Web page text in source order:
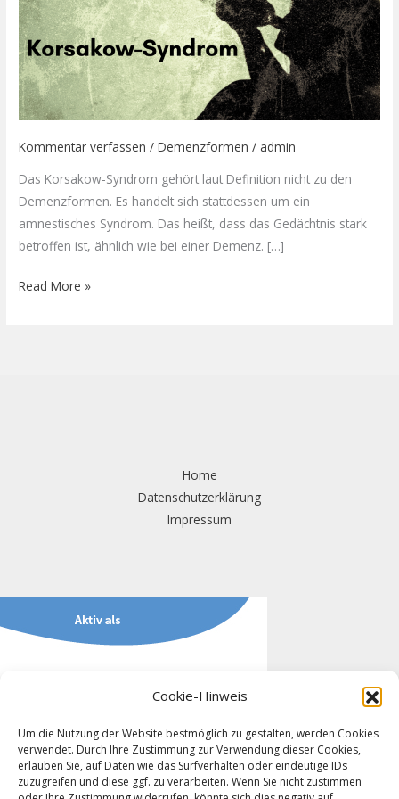
Cookie-Hinweis
Um die Nutzung der Website bestmöglich zu gestalten, werden Cookies
verwendet. Durch Ihre Zustimmung zur Verwendung dieser Cookies,
erlauben Sie, auf Daten wie das Surfverhalten oder eindeutige IDs
zuzugreifen und diese ggf. zu verarbeiten. Wenn Sie nicht zustimmen
Kommentar verfassen /Demenzformen / admin
Das Korsakow-Syndrom gehört laut Definition nicht zu den
Demenzformen. Es handelt sich stattdessen um ein
amnestisches Syndrom. Das heißt, dass das Gedächtnis stark
betroffen ist, ähnlich wie bei einer Demenz. […]
Read More »
Home
Datenschutzerklärung
Impressum